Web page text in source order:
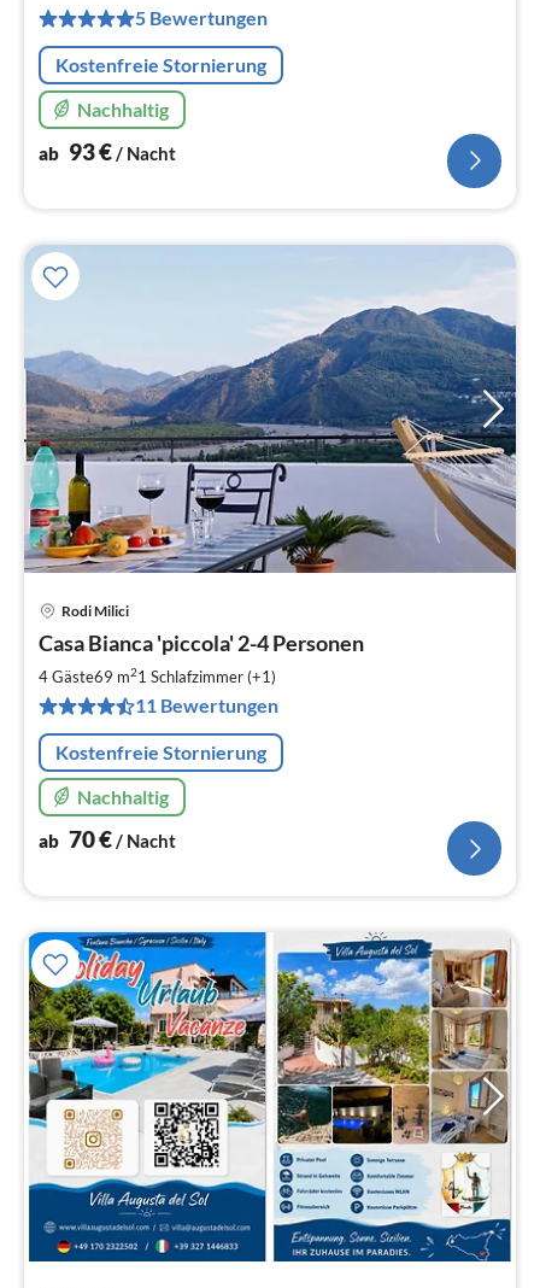
5 Bewertungen
Kostenfreie Stornierung
Nachhaltig
ab 93€/ Nacht
Rodi Milici
Casa Bianca 'piccola' 2-4 Personen
4 Gäste69 m21 Schlafzimmer (+1)
11 Bewertungen
Kostenfreie Stornierung
Nachhaltig
ab 70€/ Nacht